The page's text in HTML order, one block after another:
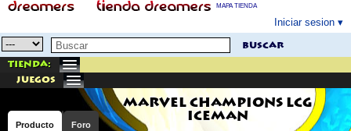
MAPA TIENDA
Iniciar sesion
buscar
Tienda:
juegos
MARVEL CHAMPIONS LCG
ICEMAN
Producto Foro